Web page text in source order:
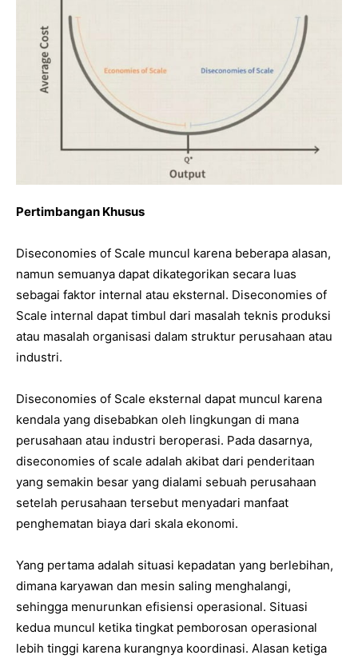
Pertimbangan Khusus
Diseconomies of Scale muncul karena beberapa alasan,
namun semuanya dapat dikategorikan secara luas
sebagai faktor internal atau eksternal. Diseconomies of
Scale internal dapat timbul dari masalah teknis produksi
atau masalah organisasi dalam struktur perusahaan atau
industri.
Diseconomies of Scale eksternal dapat muncul karena
kendala yang disebabkan oleh lingkungan di mana
perusahaan atau industri beroperasi. Pada dasarnya,
diseconomies of scale adalah akibat dari penderitaan
yang semakin besar yang dialami sebuah perusahaan
setelah perusahaan tersebut menyadari manfaat
penghematan biaya dari skala ekonomi.
Yang pertama adalah situasi kepadatan yang berlebihan,
dimana karyawan dan mesin saling menghalangi,
sehingga menurunkan efisiensi operasional. Situasi
kedua muncul ketika tingkat pemborosan operasional
lebih tinggi karena kurangnya koordinasi. Alasan ketiga